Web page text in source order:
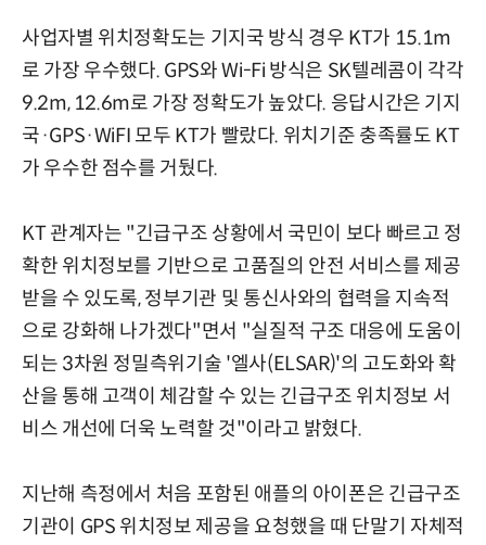
사업자별 위치정확도는 기지국 방식 경우 KT가 15.1m
로 가장 우수했다. GPS와 Wi-Fi 방식은 SK텔레콤이 각각
9.2m, 12.6m로 가장 정확도가 높았다. 응답시간은 기지
국·GPS·WiFI 모두 KT가 빨랐다. 위치기준 충족률도 KT
가 우수한 점수를 거뒀다.
KT 관계자는 "긴급구조 상황에서 국민이 보다 빠르고 정
확한 위치정보를 기반으로 고품질의 안전 서비스를 제공
받을 수 있도록, 정부기관 및 통신사와의 협력을 지속적
으로 강화해 나가겠다"면서 "실질적 구조 대응에 도움이
되는 3차원 정밀측위기술 '엘사(ELSAR)'의 고도화와 확
산을 통해 고객이 체감할 수 있는 긴급구조 위치정보 서
비스 개선에 더욱 노력할 것"이라고 밝혔다.
지난해 측정에서 처음 포함된 애플의 아이폰은 긴급구조
기관이 GPS 위치정보 제공을 요청했을 때 단말기 자체적